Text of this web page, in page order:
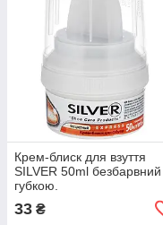
Крем-блиск для взуття
SILVER 50ml безбарвний
губкою.
33 ₴